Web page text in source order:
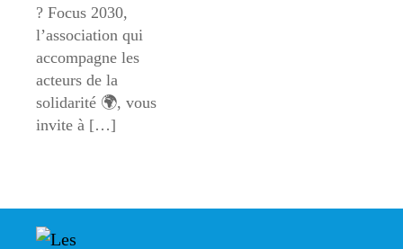
? Focus 2030,
l’association qui
accompagne les
acteurs de la
solidarité 🌍, vous
invite à […]